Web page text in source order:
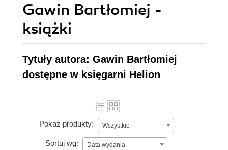
Gawin Bartłomiej -
książki
Tytuły autora: Gawin Bartłomiej
dostępne w księgarni Helion
Pokaż produkty: Wszystkie
Sortuj wg: Data wydania